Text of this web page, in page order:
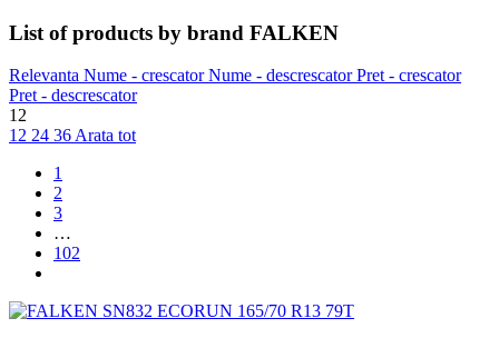
List of products by brand FALKEN
Relevanta Nume - crescatorNume - descrescatorPret - crescator
Pret - descrescator
12
12 24 36Arata tot
1
2
3
…
102